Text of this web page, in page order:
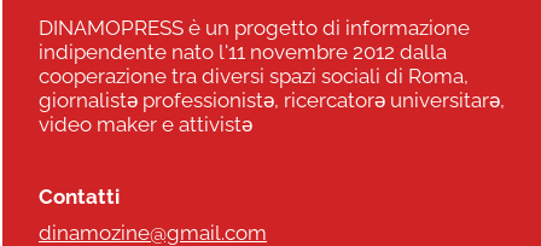
DINAMOPRESS è un progetto di informazione
indipendente nato l'11 novembre 2012 dalla
cooperazione tra diversi spazi sociali di Roma,
giornalistə professionistə, ricercatorə universitarə,
video maker e attivistə
Contatti
dinamozine@gmail.com